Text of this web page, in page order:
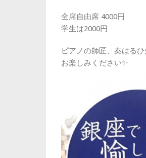
全席自由席 4000円
学生は2000円
ピアノの師匠、秦はる
お楽しみください✨